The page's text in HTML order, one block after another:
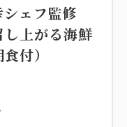
シェフ監修
上がる海鮮
付）